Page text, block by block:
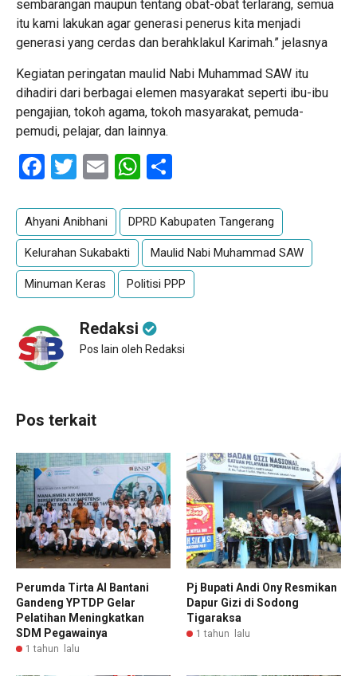
sembarangan maupun tentang obat-obat terlarang, semua
itu kami lakukan agar generasi penerus kita menjadi
generasi yang cerdas dan berahklakul Karimah.” jelasnya
Kegiatan peringatan maulid Nabi Muhammad SAW itu
dihadiri dari berbagai elemen masyarakat seperti ibu-ibu
pengajian, tokoh agama, tokoh masyarakat, pemuda-
pemudi, pelajar, dan lainnya.
Facebook
Twitter
EmailWhatsApp
Ahyani Anibhani DPRD Kabupaten Tangerang
Kelurahan Sukabakti Maulid Nabi Muhammad SAW
Minuman Keras Politisi PPP
Redaksi
Pos lain oleh Redaksi
Pos terkait
Perumda Tirta Al Bantani
Gandeng YPTDP Gelar
Pelatihan Meningkatkan
SDM Pegawainya
1 tahun lalu
Pj Bupati Andi Ony Resmikan
Dapur Gizi di Sodong
Tigaraksa
1 tahun lalu